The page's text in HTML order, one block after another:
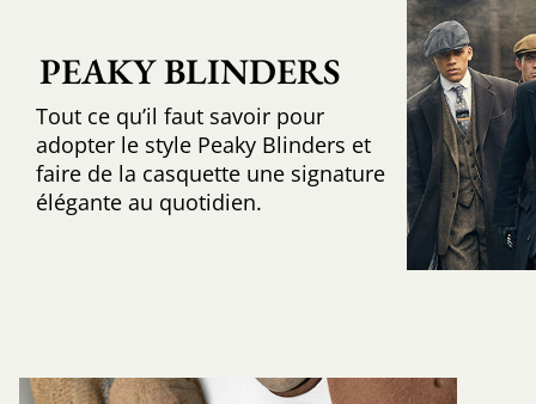
PEAKY BLINDERS
Tout ce qu’il faut savoir pour
adopter le style Peaky Blinders et
faire de la casquette une signature
élégante au quotidien.